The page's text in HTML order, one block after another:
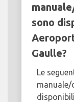
sono
Gaulle?
Le
manuale/